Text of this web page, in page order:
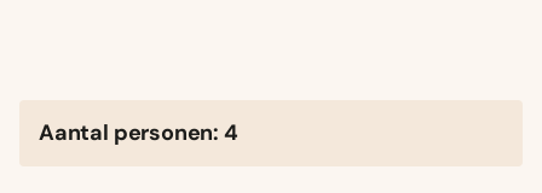
Aantal personen: 4